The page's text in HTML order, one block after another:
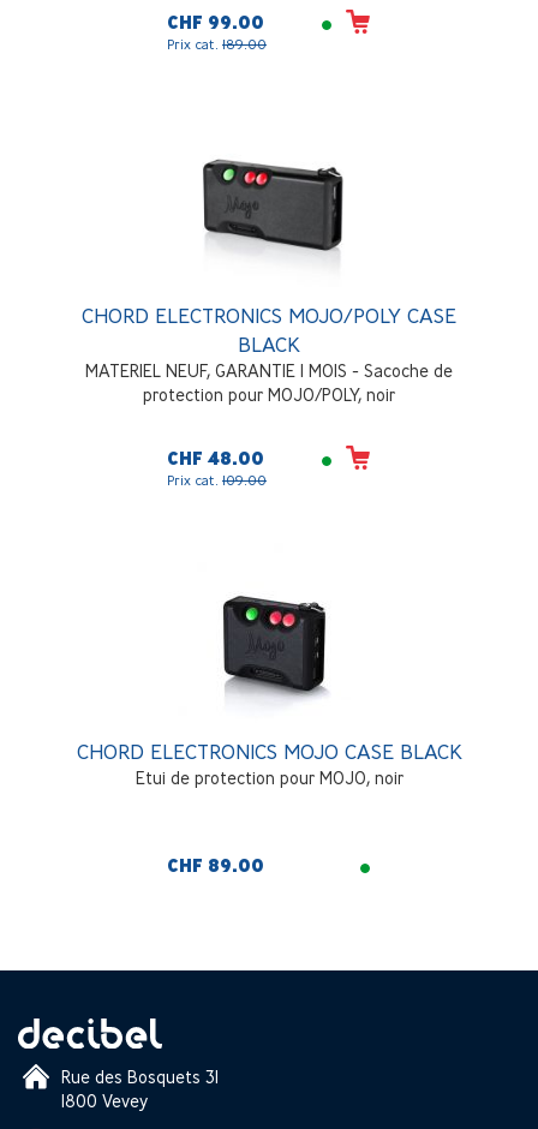
CHF 99.00
Prix cat. 189.00
CHORD ELECTRONICS MOJO/POLY CASE
BLACK
MATERIEL NEUF, GARANTIE 1 MOIS - Sacoche de
protection pour MOJO/POLY, noir
CHF 48.00
Prix cat. 109.00
CHORD ELECTRONICS MOJO CASE BLACK
Etui de protection pour MOJO, noir
CHF 89.00
Rue des Bosquets 31
1800 Vevey